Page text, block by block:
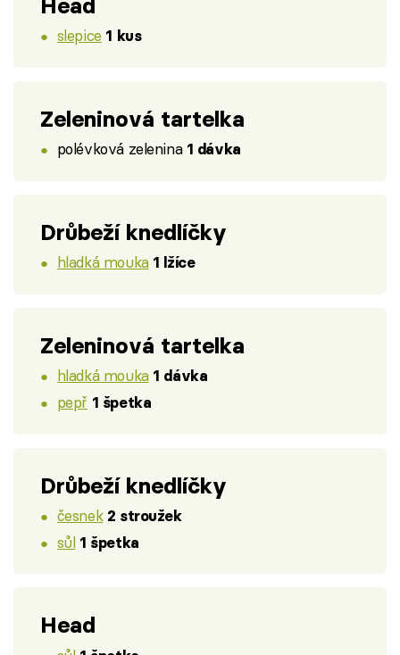
Head
slepice 1 kus
Zeleninová tartelka
polévková zelenina 1 dávka
Drůbeží knedlíčky
hladká mouka 1 lžíce
Zeleninová tartelka
hladká mouka 1 dávka
pepř 1 špetka
Drůbeží knedlíčky
česnek 2 stroužek
sůl 1 špetka
Head